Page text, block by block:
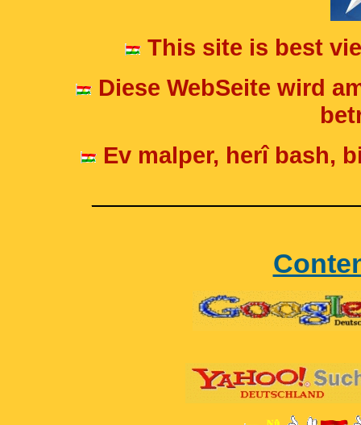
This site is best
Diese WebSeite wird
Ev malper, herî bash,